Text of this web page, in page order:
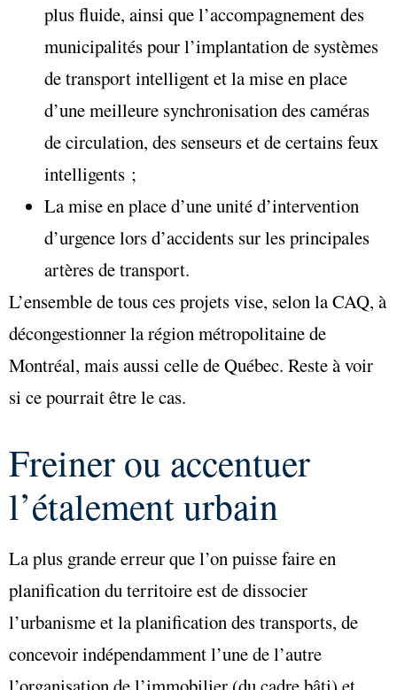
plus fluide, ainsi que l’accompagnement des
municipalités pour l’implantation de systèmes
de transport intelligent et la mise en place
d’une meilleure synchronisation des caméras
de circulation, des senseurs et de certains feux
intelligents ;
La mise en place d’une unité d’intervention
d’urgence lors d’accidents sur les principales
artères de transport.
L’ensemble de tous ces projets vise, selon la CAQ, à
décongestionner la région métropolitaine de
Montréal, mais aussi celle de Québec. Reste à voir
si ce pourrait être le cas.
Freiner ou accentuer
l’étalement urbain
La plus grande erreur que l’on puisse faire en
planification du territoire est de dissocier
l’urbanisme et la planification des transports, de
concevoir indépendamment l’une de l’autre